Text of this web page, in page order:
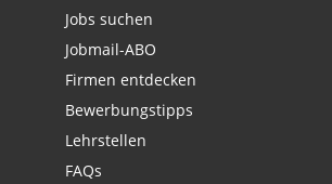
Jobs suchen
Jobmail-ABO
Firmen entdecken
Bewerbungstipps
Lehrstellen
FAQs